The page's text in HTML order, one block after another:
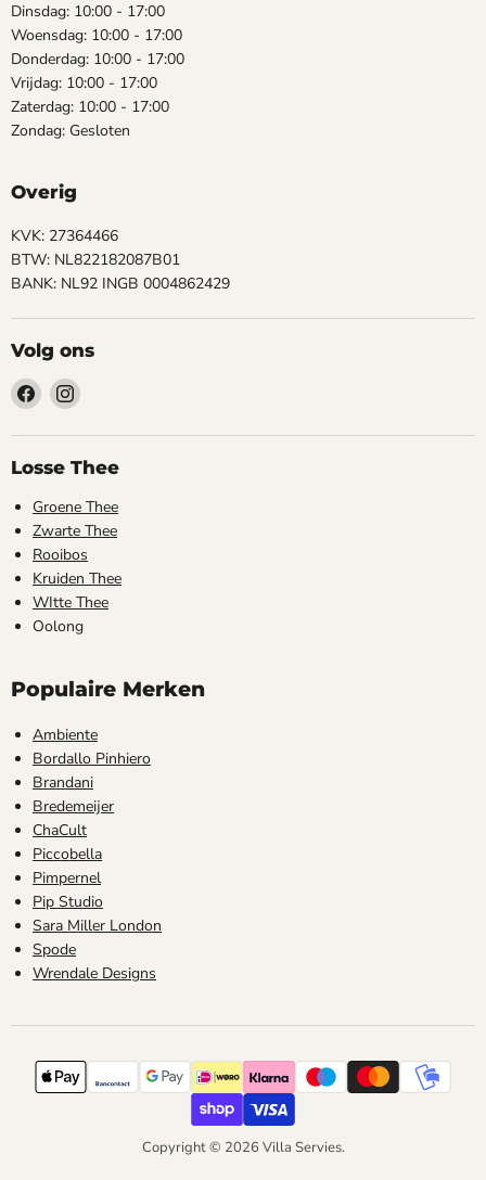
Dinsdag: 10:00 - 17:00
Woensdag: 10:00 - 17:00
Donderdag: 10:00 - 17:00
Vrijdag: 10:00 - 17:00
Zaterdag: 10:00 - 17:00
Zondag: Gesloten
Overig
KVK: 27364466
BTW: NL822182087B01
BANK: NL92 INGB 0004862429
Volg ons
Vind
ons
op
Facebook
Vind
op
Instagram
Losse Thee
Groene Thee
Zwarte Thee
Rooibos
Kruiden Thee
WItte Thee
Oolong
Populaire Merken
Ambiente
Bordallo Pinhiero
Brandani
Bredemeijer
ChaCult
Piccobella
Pimpernel
Pip Studio
Sara Miller London
Spode
Wrendale Designs
Copyright © 2026 Villa Servies.